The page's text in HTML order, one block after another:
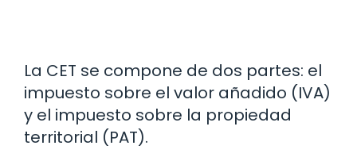
La CET se compone de dos partes: el
impuesto sobre el valor añadido (IVA)
y el impuesto sobre la propiedad
territorial (PAT).